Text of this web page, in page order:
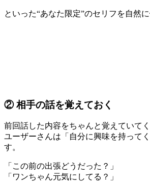
といった“あなた限定”のセリフを自然
② 相手の話を覚えておく
前回話した内容をちゃんと覚えていてく
ユーザーさんは「自分に興味を持って
す。
「この前の出張どうだった？」
「ワンちゃん元気にしてる？」